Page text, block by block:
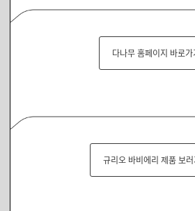
다나무 홈페이지 바로가
규리오 바비에리 제품 보